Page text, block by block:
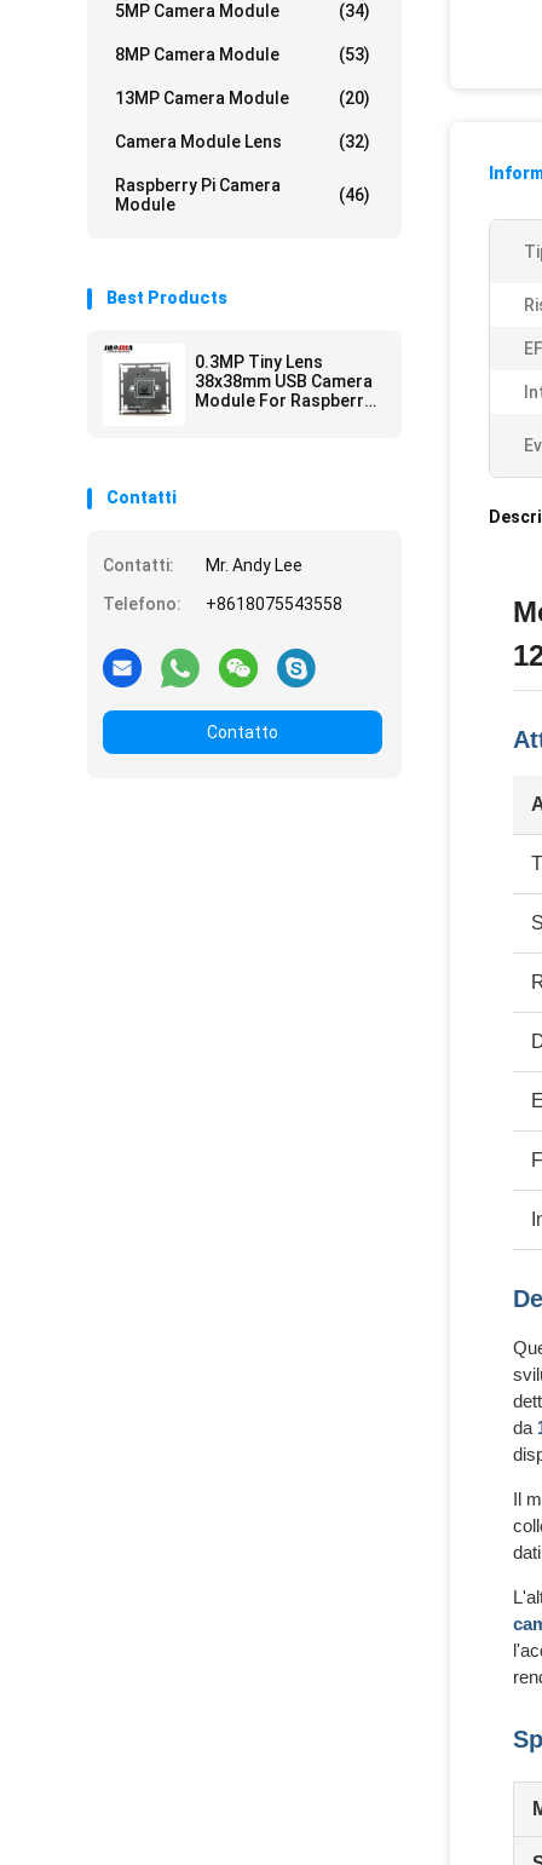
5MP Camera Module (34)
8MP Camera Module (53)
13MP Camera Module (20)
Camera Module Lens (32)
Raspberry Pi Camera
Module
(46)
Best Products
0.3MP Tiny Lens
38x38mm USB Camera
Module For Raspberry
Contatti
Contatti:
Mr. Andy Lee
Telefono:
+8618075543558
Contatto
da
Il